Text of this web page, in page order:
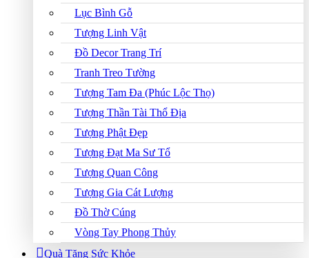
Lục Bình Gỗ
Tượng Linh Vật
Đồ Decor Trang Trí
Tranh Treo Tường
Tượng Tam Đa (Phúc Lộc Thọ)
Tượng Thần Tài Thổ Địa
Tượng Phật Đẹp
Tượng Đạt Ma Sư Tổ
Tượng Quan Công
Tượng Gia Cát Lượng
Đồ Thờ Cúng
Vòng Tay Phong Thủy
Quà Tặng Sức Khỏe